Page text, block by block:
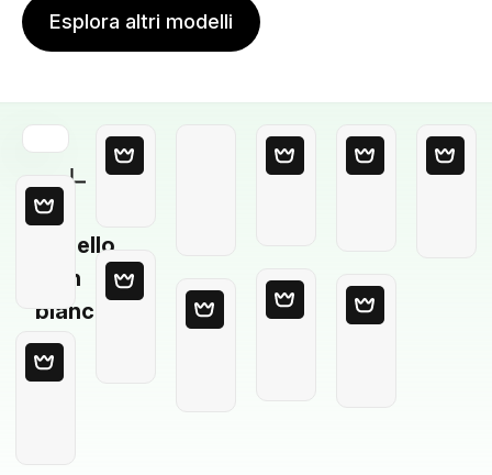
Esplora altri modelli
Modello
in
bianco